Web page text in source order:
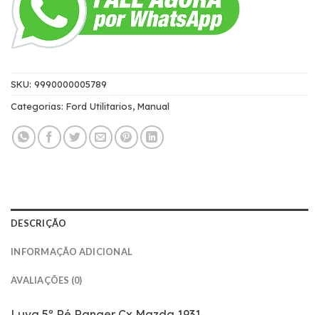
SKU: 9990000005789
Categorias: Ford Utilitarios, Manual
DESCRIÇÃO
INFORMAÇÃO ADICIONAL
AVALIAÇÕES (0)